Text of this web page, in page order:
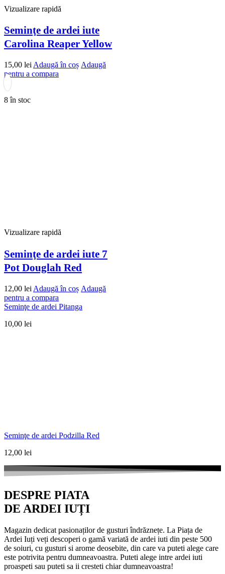
Vizualizare rapidă
Seminţe de ardei iute
Carolina Reaper Yellow
15,00 lei Adaugă în coș Adaugă
pentru a compara
8 în stoc
Vizualizare rapidă
Seminţe de ardei iute 7
Pot Douglah Red
12,00 lei Adaugă în coș Adaugă
pentru a compara
Seminţe de ardei Pitanga
10,00 lei
Seminţe de ardei Podzilla Red
12,00 lei
DESPRE PIATA
DE ARDEI IUȚI
Magazin dedicat pasionaților de gusturi îndrăznețe. La Piața de
Ardei Iuți veți descoperi o gamă variată de ardei iuti din peste 500
de soiuri, cu gusturi si arome deosebite, din care va puteti alege care
este potrivita pentru dumneavoastra. Puteti alege intre ardei iuti
proaspeti sau puteti sa ii cresteti chiar dumneavoastra!